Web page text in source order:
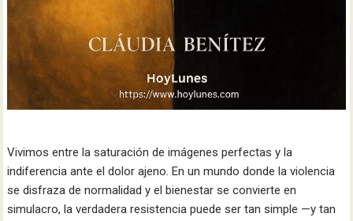
Vivimos entre la saturación de imágenes perfectas y la
indiferencia ante el dolor ajeno. En un mundo donde la violencia
se disfraza de normalidad y el bienestar se convierte en
simulacro, la verdadera resistencia puede ser tan simple —y tan